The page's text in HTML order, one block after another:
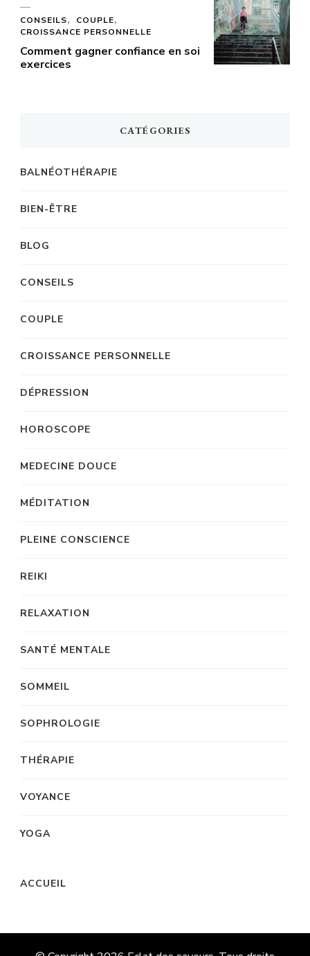
CONSEILS
COUPLE
CROISSANCE PERSONNELLE
Comment gagner confiance en soi
exercices
CATÉGORIES
BALNÉOTHÉRAPIE
BIEN-ÊTRE
BLOG
CONSEILS
COUPLE
CROISSANCE PERSONNELLE
DÉPRESSION
HOROSCOPE
MEDECINE DOUCE
MÉDITATION
PLEINE CONSCIENCE
REIKI
RELAXATION
SANTÉ MENTALE
SOMMEIL
SOPHROLOGIE
THÉRAPIE
VOYANCE
YOGA
ACCUEIL